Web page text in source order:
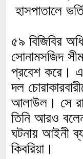
হাসপাতালে
৫৯ বিজিবির
সোনামসজিদ
প্রবেশ করে। এ
দল
আলাউল। সে
তিনি আরও
ঘটনায় আইনী
কিবরিয়া।